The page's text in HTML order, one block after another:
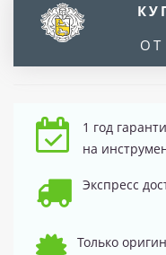
1 год
на
Экспресс
Только